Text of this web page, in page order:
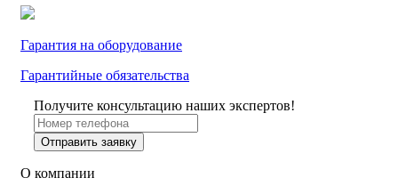
Гарантия на оборудование
Гарантийные обязательства
Получите консультацию наших экспертов!
Отправить заявку
О компании